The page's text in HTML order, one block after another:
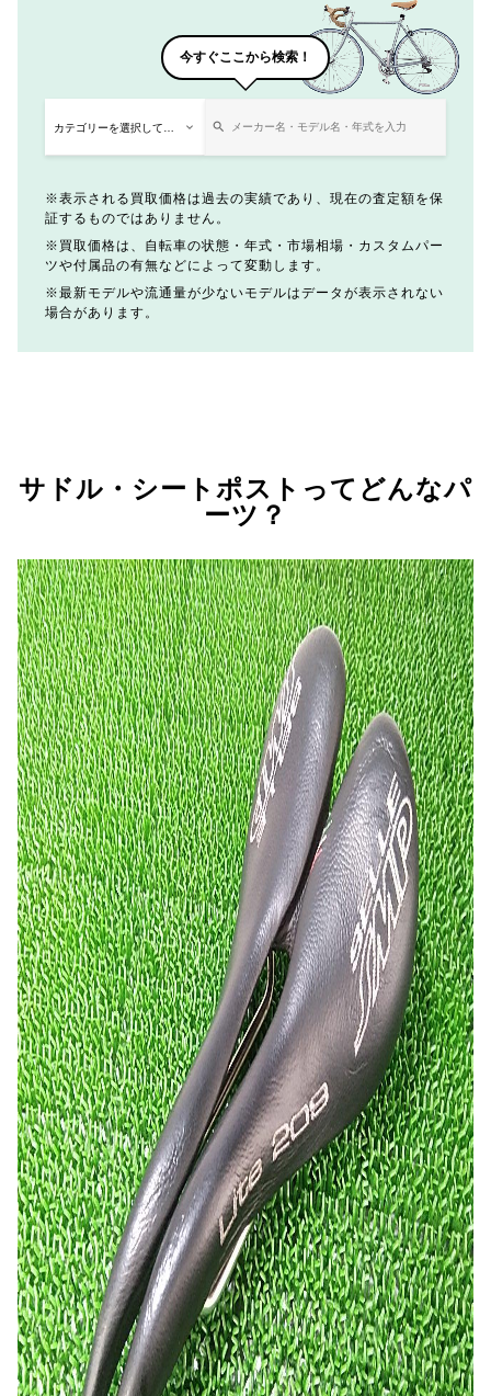
今すぐここから検索！
表示される買取価格は過去の実績であり、現在の査定額を保
証するものではありません。
買取価格は、自転車の状態・年式・市場相場・カスタムパー
ツや付属品の有無などによって変動します。
最新モデルや流通量が少ないモデルはデータが表示されない
場合があります。
サドル・シートポストってどんなパ
ーツ？